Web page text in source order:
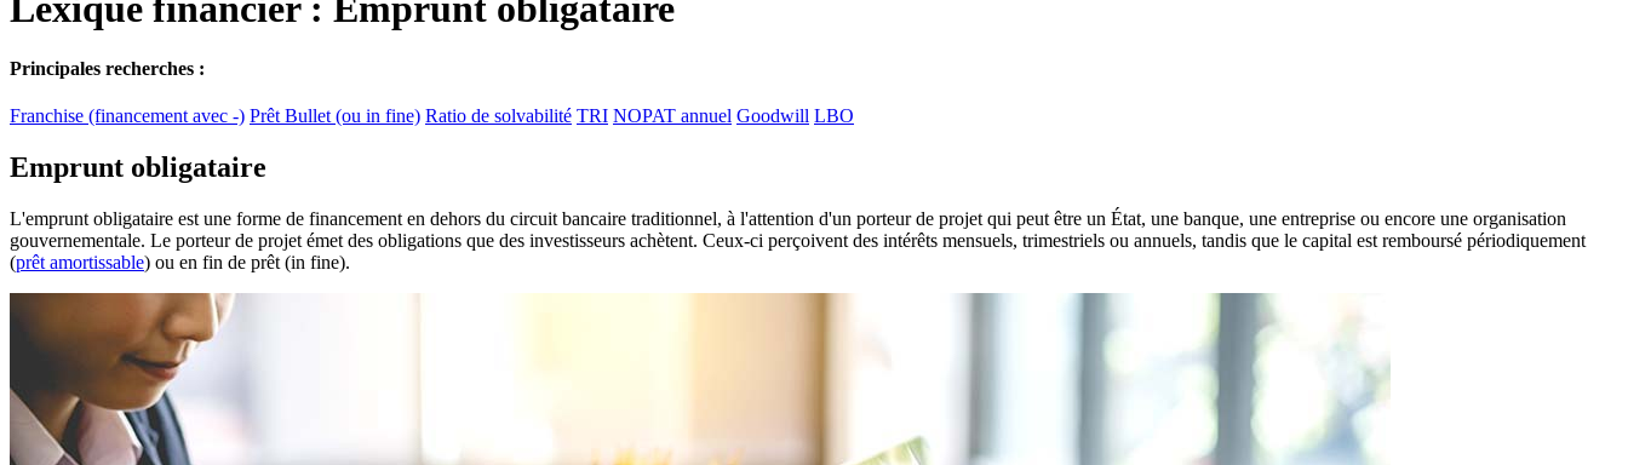
Lexique financier : Emprunt obligataire
Principales recherches :
Franchise (financement avec -) Prêt Bullet (ou in fine) Ratio de solvabilité TRI NOPAT annuel Goodwill LBO
Emprunt obligataire
L'emprunt obligataire est une forme de financement en dehors du circuit bancaire traditionnel, à l'attention d'un porteur de projet qui peut être un État, une banque, une entreprise ou encore une organisation
gouvernementale. Le porteur de projet émet des obligations que des investisseurs achètent. Ceux-ci perçoivent des intérêts mensuels, trimestriels ou annuels, tandis que le capital est remboursé périodiquement
(prêt amortissable) ou en fin de prêt (in fine).